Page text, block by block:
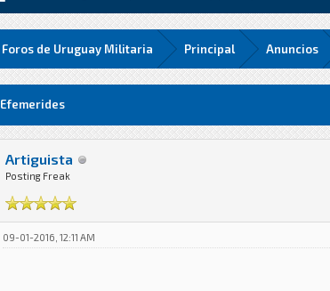
Foros de Uruguay Militaria Principal Anuncios
Efemerides
Artiguista
Posting Freak
09-01-2016, 12:11 AM